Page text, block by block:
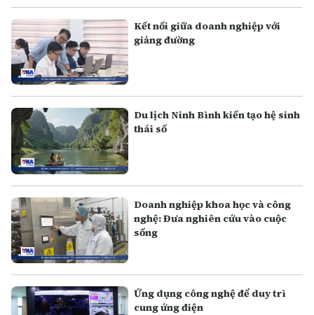
Kết nối giữa doanh nghiệp với
giảng đường
Du lịch Ninh Bình kiến tạo hệ sinh
thái số
Doanh nghiệp khoa học và công
nghệ: Đưa nghiên cứu vào cuộc
sống
Ứng dụng công nghệ để duy trì
cung ứng điện